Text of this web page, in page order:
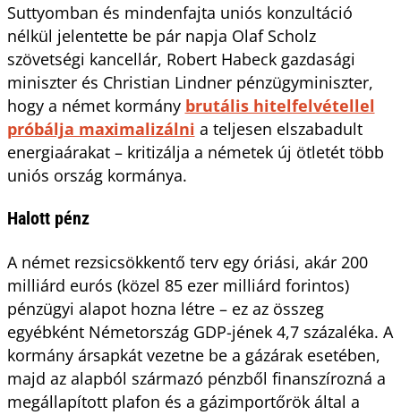
Suttyomban és mindenfajta uniós konzultáció
nélkül jelentette be pár napja Olaf Scholz
szövetségi kancellár, Robert Habeck gazdasági
miniszter és Christian Lindner pénzügyminiszter,
hogy a német kormány brutális hitelfelvétellel
próbálja maximalizálni a teljesen elszabadult
energiaárakat – kritizálja a németek új ötletét több
uniós ország kormánya.
Halott pénz
A német rezsicsökkentő terv egy óriási, akár 200
milliárd eurós (közel 85 ezer milliárd forintos)
pénzügyi alapot hozna létre – ez az összeg
egyébként Németország GDP-jének 4,7 százaléka. A
kormány ársapkát vezetne be a gázárak esetében,
majd az alapból származó pénzből finanszírozná a
megállapított plafon és a gázimportőrök által a